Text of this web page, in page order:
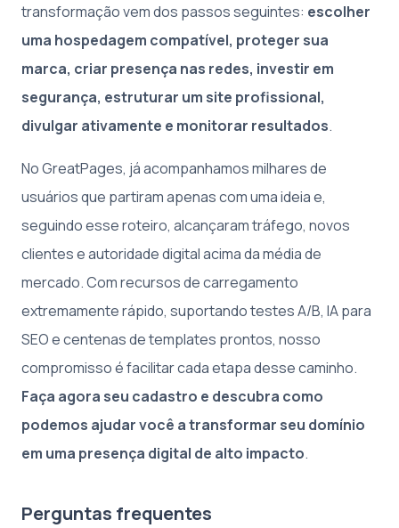
transformação vem dos passos seguintes: escolher
uma hospedagem compatível, proteger sua
marca, criar presença nas redes, investir em
segurança, estruturar um site profissional,
divulgar ativamente e monitorar resultados.
No GreatPages, já acompanhamos milhares de
usuários que partiram apenas com uma ideia e,
seguindo esse roteiro, alcançaram tráfego, novos
clientes e autoridade digital acima da média de
mercado. Com recursos de carregamento
extremamente rápido, suportando testes A/B, IA para
SEO e centenas de templates prontos, nosso
compromisso é facilitar cada etapa desse caminho.
Faça agora seu cadastro e descubra como
podemos ajudar você a transformar seu domínio
em uma presença digital de alto impacto.
Perguntas frequentes